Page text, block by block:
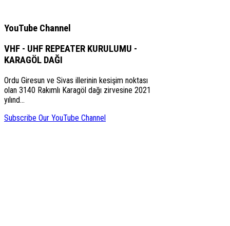
YouTube Channel
VHF - UHF REPEATER KURULUMU -
KARAGÖL DAĞI
Ordu Giresun ve Sivas illerinin kesişim noktası
olan 3140 Rakımlı Karagöl dağı zirvesine 2021
yılınd…
Subscribe Our YouTube Channel